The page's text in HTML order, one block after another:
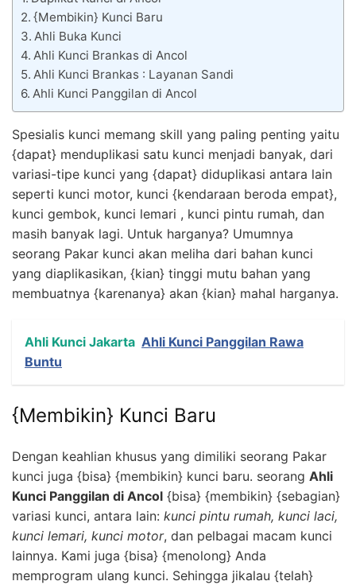
{Membikin} Kunci Baru
Ahli Buka Kunci
Ahli Kunci Brankas di Ancol
Ahli Kunci Brankas : Layanan Sandi
Ahli Kunci Panggilan di Ancol
Spesialis kunci memang skill yang paling penting yaitu
{dapat} menduplikasi satu kunci menjadi banyak, dari
variasi-tipe kunci yang {dapat} diduplikasi antara lain
seperti kunci motor, kunci {kendaraan beroda empat},
kunci gembok, kunci lemari , kunci pintu rumah, dan
masih banyak lagi. Untuk harganya? Umumnya
seorang Pakar kunci akan meliha dari bahan kunci
yang diaplikasikan, {kian} tinggi mutu bahan yang
membuatnya {karenanya} akan {kian} mahal harganya.
Ahli Kunci Jakarta Ahli Kunci Panggilan Rawa
Buntu
{Membikin} Kunci Baru
Dengan keahlian khusus yang dimiliki seorang Pakar
kunci juga {bisa} {membikin} kunci baru. seorang Ahli
Kunci Panggilan di Ancol {bisa} {membikin} {sebagian}
variasi kunci, antara lain: kunci pintu rumah, kunci laci,
kunci lemari, kunci motor, dan pelbagai macam kunci
lainnya. Kami juga {bisa} {menolong} Anda
memprogram ulang kunci. Sehingga jikalau {telah}